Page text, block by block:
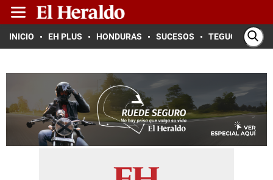
INICIO EH PLUS HONDURAS SUCESOS TEGUCIGALPA